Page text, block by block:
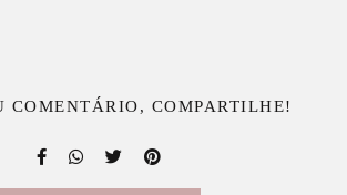
COMENTÁRIO, COMPARTILHE!